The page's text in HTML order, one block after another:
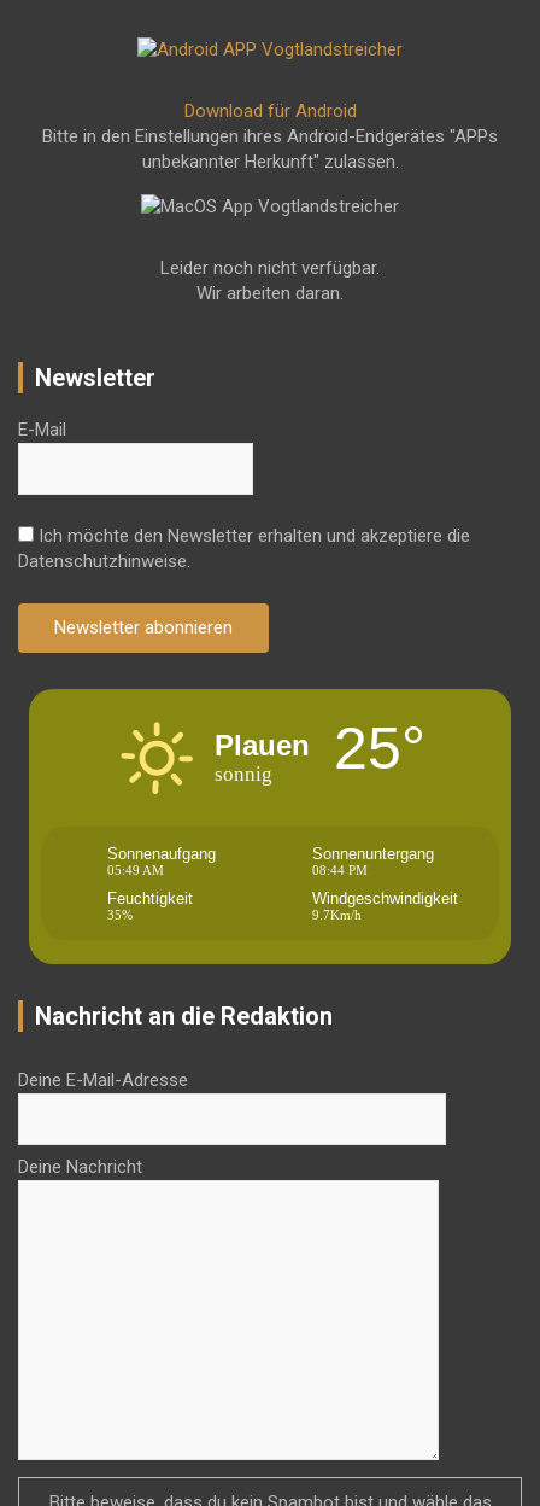
Download für Android
Bitte in den Einstellungen ihres Android-Endgerätes "APPs
unbekannter Herkunft" zulassen.
Leider noch nicht verfügbar.
Wir arbeiten daran.
Newsletter
E-Mail
Ich möchte den Newsletter erhalten und akzeptiere die
Datenschutzhinweise.
Newsletter abonnieren
Plauen
sonnig 25°
Sonnenaufgang
05:49 AM
Sonnenuntergang
08:44 PM
Feuchtigkeit
35%
Windgeschwindigkeit
9.7Km/h
Nachricht an die Redaktion
Deine E-Mail-Adresse
Deine Nachricht